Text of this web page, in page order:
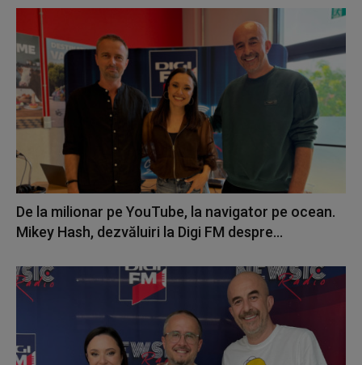
De la milionar pe YouTube, la navigator pe ocean.
Mikey Hash, dezvăluiri la Digi FM despre...